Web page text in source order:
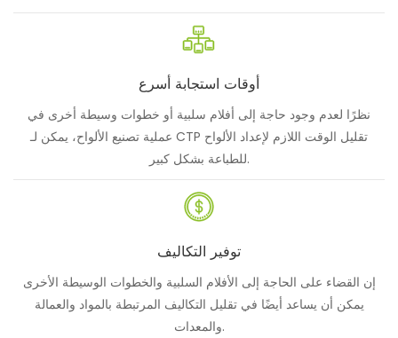
أوقات استجابة أسرع
نظرًا لعدم وجود حاجة إلى أفلام سلبية أو خطوات وسيطة أخرى في
عملية تصنيع الألواح، يمكن لـ CTP تقليل الوقت اللازم لإعداد الألواح
للطباعة بشكل كبير.
توفير التكاليف
إن القضاء على الحاجة إلى الأفلام السلبية والخطوات الوسيطة الأخرى
يمكن أن يساعد أيضًا في تقليل التكاليف المرتبطة بالمواد والعمالة
والمعدات.